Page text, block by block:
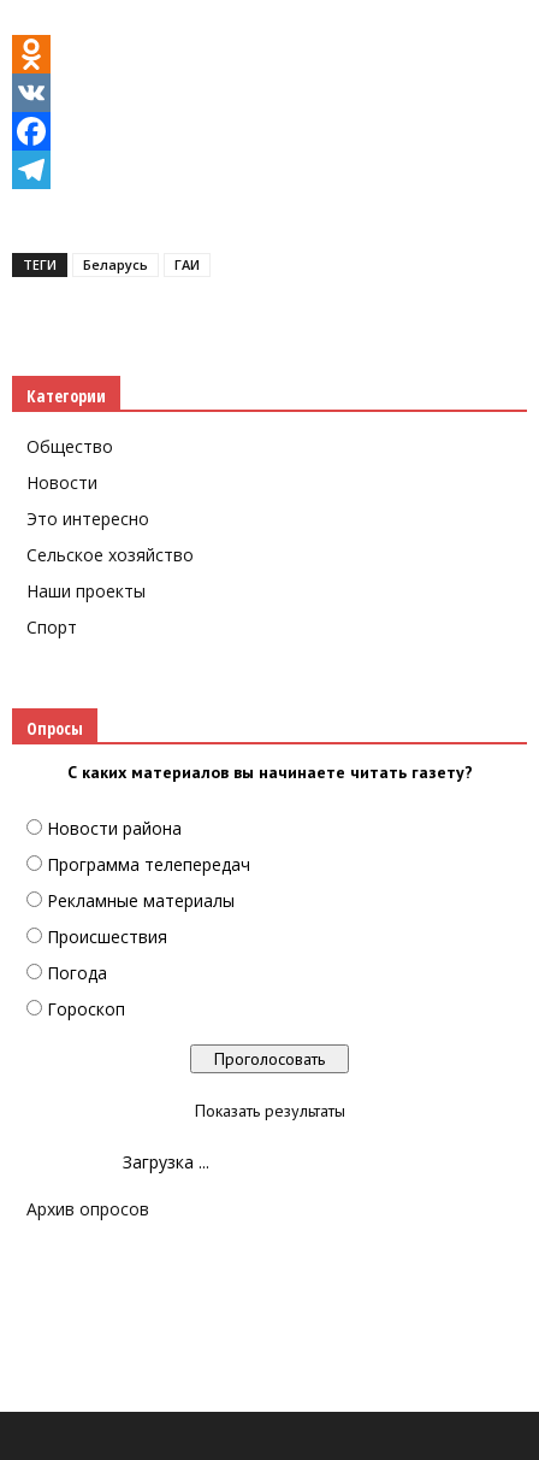
Odnoklassniki
VK
Facebook
ТЕГИ Беларусь ГАИ
Категории
Общество
Новости
Это интересно
Сельское хозяйство
Наши проекты
Спорт
Опросы
С каких материалов вы начинаете читать газету?
Новости района
Программа телепередач
Рекламные материалы
Происшествия
Погода
Гороскоп
Показать результаты
Загрузка ...
Архив опросов